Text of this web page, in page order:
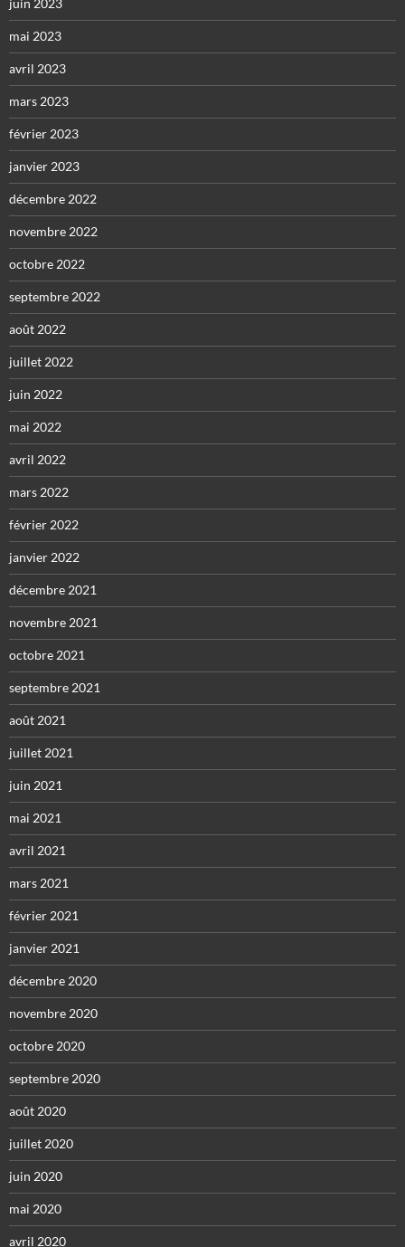
mai 2023
avril 2023
mars 2023
février 2023
janvier 2023
décembre 2022
novembre 2022
octobre 2022
septembre 2022
août 2022
juillet 2022
juin 2022
mai 2022
avril 2022
mars 2022
février 2022
janvier 2022
décembre 2021
novembre 2021
octobre 2021
septembre 2021
août 2021
juillet 2021
juin 2021
mai 2021
avril 2021
mars 2021
février 2021
janvier 2021
décembre 2020
novembre 2020
octobre 2020
septembre 2020
août 2020
juillet 2020
juin 2020
mai 2020
avril 2020